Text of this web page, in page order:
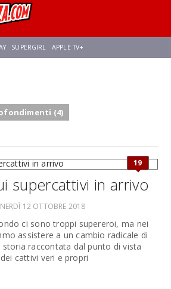
SUPERGIRL APPLE TV+
(4)
19
supercattivi in arrivo
12 OTTOBRE 2018
ci sono troppi supereroi, ma nei
assistere a un cambio radicale di
storia raccontata dal punto di vista
cattivi veri e propri